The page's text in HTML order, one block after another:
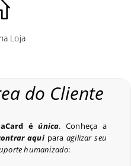
Loja
do Cliente
éúnica. Conheça a
aquiparaagilizar seu
humanizado: